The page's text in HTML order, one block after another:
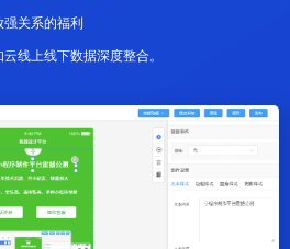
关系的福利
线上线下数据深度整合。